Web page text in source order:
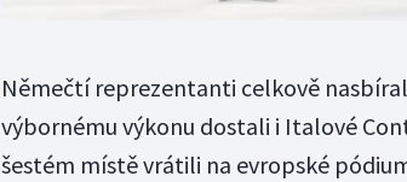
Němečtí reprezentanti celkově
výbornému výkonu dostali i Italové
šestém místě vrátili na evropské